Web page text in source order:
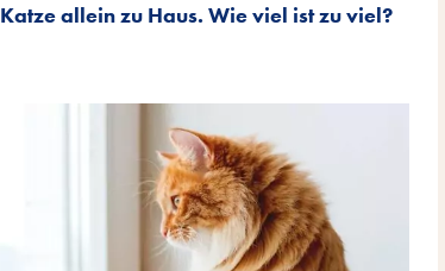
Katze allein zu Haus. Wie viel ist zu viel?